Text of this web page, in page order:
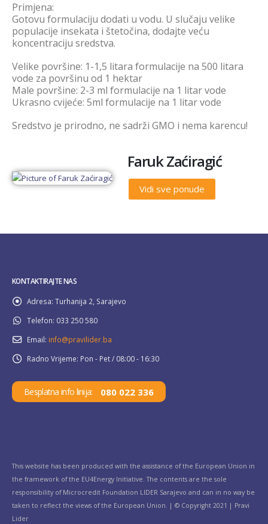
Primjena:
Gotovu formulaciju dodati u vodu. U slučaju velike
populacije insekata i štetočina, dodajte veću
koncentraciju sredstva.
Velike površine: 1-1,5 litara formulacije na 500 litara
vode za površinu od 1 hektar
Male površine: 2-3 ml formulacije na 1 litar vode
Ukrasno cvijeće: 5ml formulacije na 1 litar vode
Sredstvo je prirodno, ne sadrži GMO i nema karencu!
Faruk Zaćiragić
Vidi sve ponude
KONTAKTIRAJTE NAS
Adresa: Turhanija 2, Sarajevo
Telefon: 033 250 580
Email: info@pravilider.ba
Radno Vrijeme: Pon - Pet / 08:00 - 16:30
Besplatna info linija: 080 022 336
This website has been produced with the assistance of the European Union in
the framework of the EU4Energy Initiative. The contents are the sole
responsibility of Microcredit Foundation LIDER Sarajevo and can in no way be
taken to reflect the views of the European Union. | © Copyright 2021 | Pravi
Lider